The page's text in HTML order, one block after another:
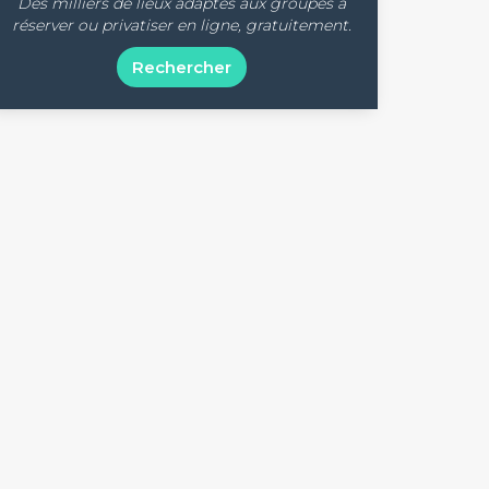
réserver ou privatiser en ligne, gratuitement.
Rechercher